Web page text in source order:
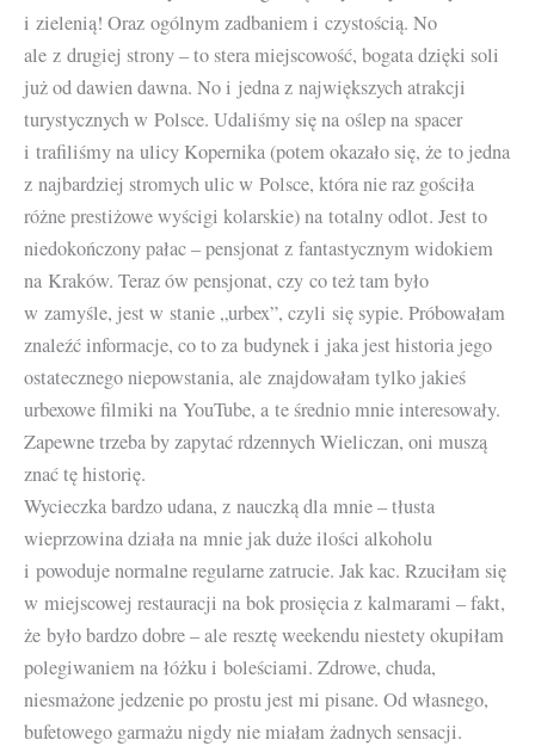
i zielenią! Oraz ogólnym zadbaniem i czystością. No
ale z drugiej strony – to stera miejscowość, bogata dzięki soli
już od dawien dawna. No i jedna z największych atrakcji
turystycznych w Polsce. Udaliśmy się na oślep na spacer
i trafiliśmy na ulicy Kopernika (potem okazało się, że to jedna
z najbardziej stromych ulic w Polsce, która nie raz gościła
różne prestiżowe wyścigi kolarskie) na totalny odlot. Jest to
niedokończony pałac – pensjonat z fantastycznym widokiem
na Kraków. Teraz ów pensjonat, czy co też tam było
w zamyśle, jest w stanie „urbex”, czyli się sypie. Próbowałam
znaleźć informacje, co to za budynek i jaka jest historia jego
ostatecznego niepowstania, ale znajdowałam tylko jakieś
urbexowe filmiki na YouTube, a te średnio mnie interesowały.
Zapewne trzeba by zapytać rdzennych Wieliczan, oni muszą
znać tę historię.
Wycieczka bardzo udana, z nauczką dla mnie – tłusta
wieprzowina działa na mnie jak duże ilości alkoholu
i powoduje normalne regularne zatrucie. Jak kac. Rzuciłam się
w miejscowej restauracji na bok prosięcia z kalmarami – fakt,
że było bardzo dobre – ale resztę weekendu niestety okupiłam
polegiwaniem na łóżku i boleściami. Zdrowe, chuda,
niesmażone jedzenie po prostu jest mi pisane. Od własnego,
bufetowego garmażu nigdy nie miałam żadnych sensacji.